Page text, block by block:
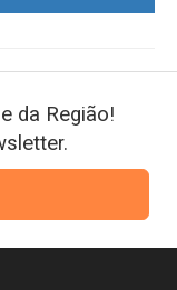
da Região!